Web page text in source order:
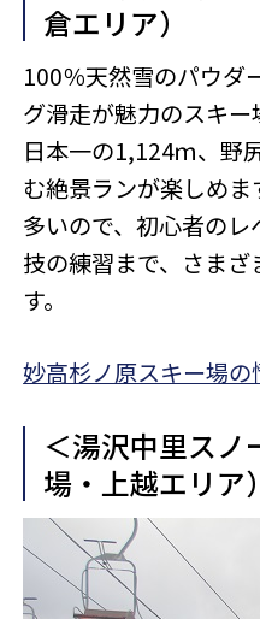
倉エリア）
100％天然雪のパウダ
グ滑走が魅力のスキ
日本一の1,124ｍ、野
む絶景ランが楽しめ
多いので、初心者の
技の練習まで、さま
す。
妙高杉ノ原スキー場の
＜湯沢中里スノ
場・上越エリア）